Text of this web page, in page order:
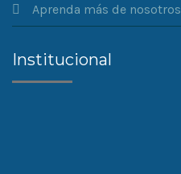
Aprenda más de nosotros
Institucional